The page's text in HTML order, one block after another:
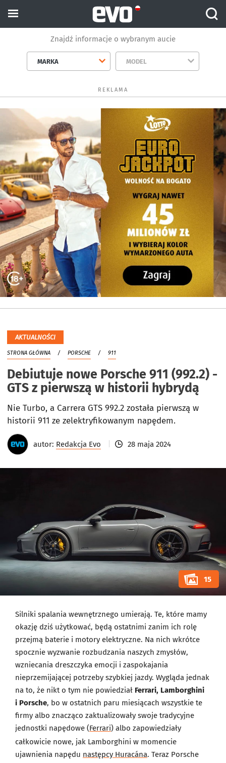
Znajdź informacje o wybranym aucie
MARKA MODEL
REKLAMA
AKTUALNOŚCI
STRONA GŁÓWNA PORSCHE 911
Debiutuje nowe Porsche 911 (992.2) -
GTS z pierwszą w historii hybrydą
Nie Turbo, a Carrera GTS 992.2 została pierwszą w
historii 911 ze zelektryfikowanym napędem.
autor: Redakcja Evo 28 maja 2024
15
Silniki spalania wewnętrznego umierają. Te, które mamy
okazję dziś użytkować, będą ostatnimi zanim ich rolę
przejmą baterie i motory elektryczne. Na nich wkrótce
spocznie wyzwanie rozbudzania naszych zmysłów,
wzniecania dreszczyka emocji i zaspokajania
nieprzemijającej potrzeby szybkiej jazdy. Wygląda jednak
na to, że nikt o tym nie powiedział Ferrari, Lamborghini
i Porsche, bo w ostatnich paru miesiącach wszystkie te
firmy albo znacząco zaktualizowały swoje tradycyjne
jednostki napędowe (Ferrari) albo zapowiedziały
całkowicie nowe, jak Lamborghini w momencie
ujawnienia napędu następcy Huracána. Teraz Porsche